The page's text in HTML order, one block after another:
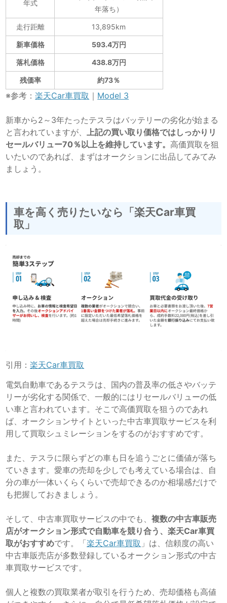
年式
年落ち）
走行距離 13,895km
新車価格 593.4万円
落札価格 438.8万円
残価率 約73％
※参考：楽天Car車買取 ｜ Model 3
新車から2～3年たったテスラはバッテリーの劣化が始まる
と言われていますが、上記の買い取り価格ではしっかりリ
セールバリュー70％以上を維持しています。高価買取を狙
いたいのであれば、まずはオークションに出品してみてみ
ましょう。
車を高く売りたいなら「楽天Car車買
取」
引用：楽天Car車買取
電気自動車であるテスラは、国内の普及率の低さやバッテ
リーが劣化する関係で、一般的にはリセールバリューの低
い車と言われています。そこで高価買取を狙うのであれ
ば、オークションサイトといった中古車買取サービスを利
用して買取シュミレーションをするのがおすすめです。
また、テスラに限らずどの車も日を追うごとに価値が落ち
ていきます。愛車の売却を少しでも考えている場合は、自
分の車が一体いくらくらいで売却できるのか相場感だけで
も把握しておきましょう。
そして、中古車買取サービスの中でも、複数の中古車販売
店がオークション形式で自動車を競り合う、楽天Car車買
取がおすすめです。「楽天Car車買取 」は、信頼度の高い
中古車販売店が多数登録しているオークション形式の中古
車買取サービスです。
個人と複数の買取業者が取引を行うため、売却価格も高値